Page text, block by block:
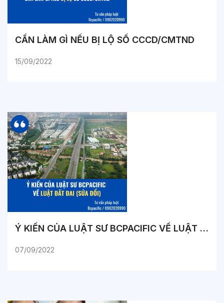
CẦN LÀM GÌ NẾU BỊ LỘ SỐ CCCD/CMTND
15/09/2022
Ý KIẾN CỦA LUẬT SƯ BCPACIFIC VỀ LUẬT ĐẤT ĐAI (SỬA ĐỔI)
07/09/2022